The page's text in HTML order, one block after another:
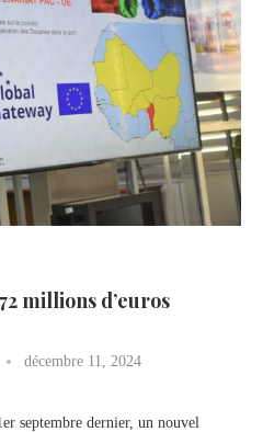
millions d’euros
décembre 11, 2024
septembre dernier, un nouvel